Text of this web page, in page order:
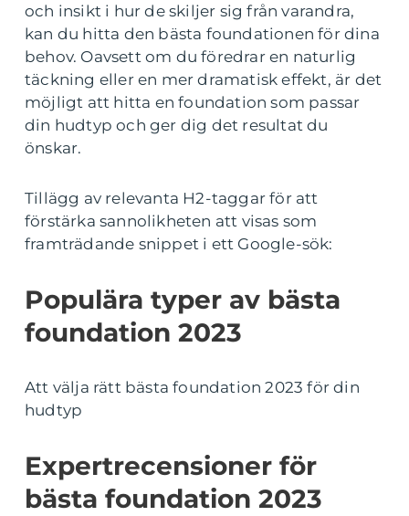
och insikt i hur de skiljer sig från varandra,
kan du hitta den bästa foundationen för dina
behov. Oavsett om du föredrar en naturlig
täckning eller en mer dramatisk effekt, är det
möjligt att hitta en foundation som passar
din hudtyp och ger dig det resultat du
önskar.
Tillägg av relevanta H2-taggar för att
förstärka sannolikheten att visas som
framträdande snippet i ett Google-sök:
Populära typer av bästa
foundation 2023
Att välja rätt bästa foundation 2023 för din
hudtyp
Expertrecensioner för
bästa foundation 2023